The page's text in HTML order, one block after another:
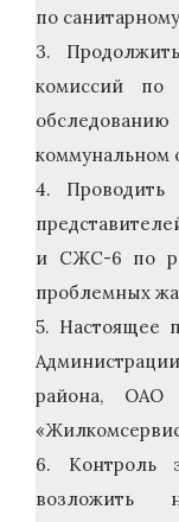
по
3.
комиссий по
коммунальном
4. Проводить
и СЖС-6 по
проблемных
5. Настоящее
района,
6. Контроль
возложить